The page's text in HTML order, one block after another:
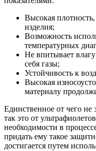
Высокая
изделия;
Возможность
температурных
Не впитывает
себя газы;
Устойчивость к
Высокая
материалу
Единственное от чего не
так это от
необходимости в
придать ему такое
достигается путем